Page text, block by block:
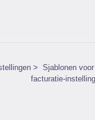
Sjablonen
facturatie-